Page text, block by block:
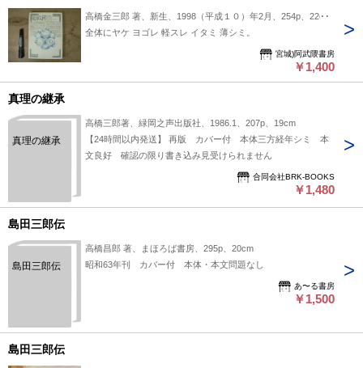
高橋金三郎 著、新生、1998（平成１０）年2月、254p、22cm
全体にヤケ ヨゴレ 軽スレ イタミ 薄シミ。
宮城)阿武隈書房
￥1,400
真理の継承
真理の継承
高橋三郎著、緑岡之声出版社、1986.1、207p、19cm
【24時間以内発送】 再版 カバー付 本体三方経年シミ 本
文良好 確認の限り書き込み見受けられません
合同会社BRK-BOOKS
￥1,480
島田三郎伝
島田三郎伝
高橋昌郎 著、まほろば書房、295p、20cm
昭和63年刊 カバー付 本体・本文問題なし
あ〜る書房
￥1,500
島田三郎伝